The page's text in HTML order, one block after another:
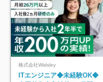
株式会社Widsley
ITエンジニア◆未経験OK◆